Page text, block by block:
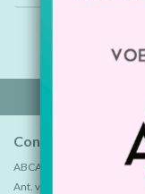
Contactgegevens
ABCA B.V.
Ant. van Leeuwenhoekweg 7